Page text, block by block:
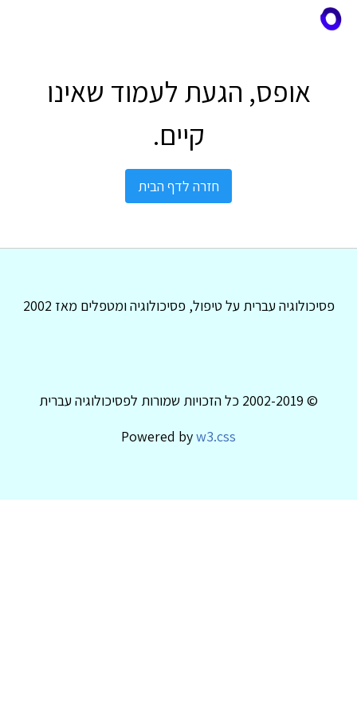
אופס, הגעת לעמוד שאינו
קיים.
חזרה לדף הבית
פסיכולוגיה עברית על טיפול, פסיכולוגיה ומטפלים מאז 2002
© 2002-2019 כל הזכויות שמורות לפסיכולוגיה עברית
Powered byw3.css